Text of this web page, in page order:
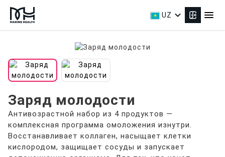
UZ expand_more menu
Заряд молодости
Антивозрастной набор из 4 продуктов —
комплексная программа омоложения изнутри.
Восстанавливает коллаген, насыщает клетки
кислородом, защищает сосуды и запускает